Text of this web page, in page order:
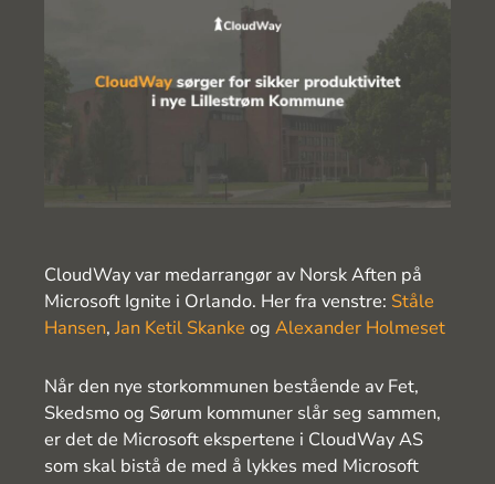
CloudWay var medarrangør av Norsk Aften på
Microsoft Ignite i Orlando. Her fra venstre: Ståle
Hansen, Jan Ketil Skanke og Alexander Holmeset
Når den nye storkommunen bestående av Fet,
Skedsmo og Sørum kommuner slår seg sammen,
er det de Microsoft ekspertene i CloudWay AS
som skal bistå de med å lykkes med Microsoft